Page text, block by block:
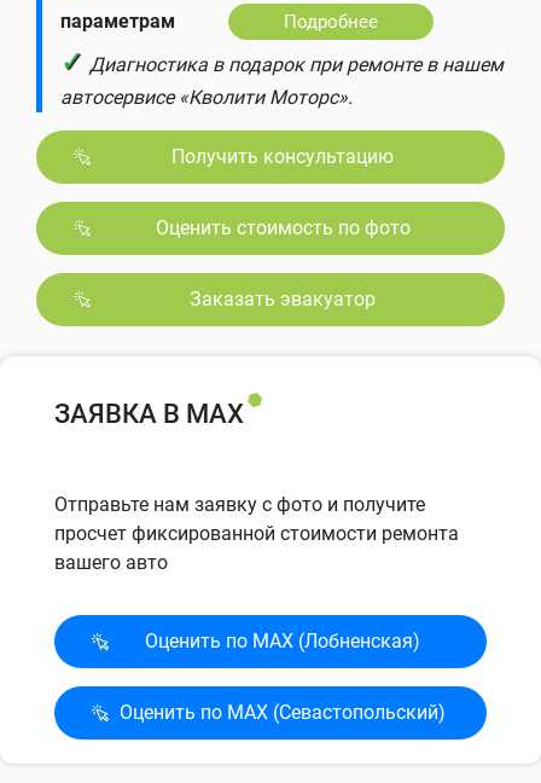
параметрам
Подробнее
✓ Диагностика в подарок при ремонте в нашем
автосервисе «Кволити Моторс».
Получить консультацию
Оценить стоимость по фото
Заказать эвакуатор
ЗАЯВКА В MAX
Отправьте нам заявку с фото и получите
просчет фиксированной стоимости ремонта
вашего авто
Оценить по MAX (Лобненская)
Оценить по MAX (Севасто­польский)